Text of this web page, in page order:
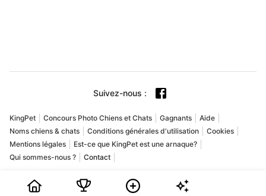
Suivez-nous :
KingPet Concours Photo Chiens et Chats Gagnants
Aide
Noms chiens & chats
Conditions générales d'utilisation
Cookies
Mentions légales
Est-ce que KingPet est une arnaque?
Qui sommes-nous ?
Contact
KingPet est un concours photo animaux en ligne dédié aux